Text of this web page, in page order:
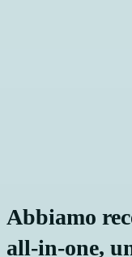
Abbiamo
all-in-one,